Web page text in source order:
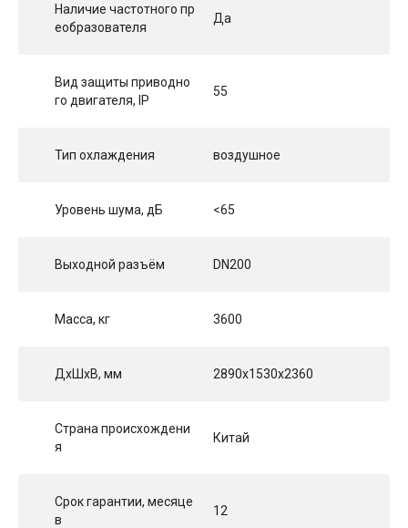
Наличие частотного пр
еобразователя
Да
Вид защиты приводно
го двигателя, IP
55
Тип охлаждения воздушное
Уровень шума, дБ <65
Выходной разъём DN200
Масса, кг 3600
ДхШхВ, мм 2890x1530x2360
Страна происхождени
я
Китай
Срок гарантии, месяце
в
12